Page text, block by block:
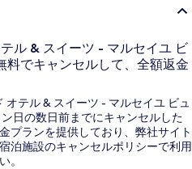
ル & スイーツ - マルセイユ ビ
料でキャンセルして、全額返金
オテル & スイーツ - マルセイユ ビュ
日の数日前までにキャンセルした
プランを提供しており、弊社サイト
泊施設のキャンセルポリシーで利用
。